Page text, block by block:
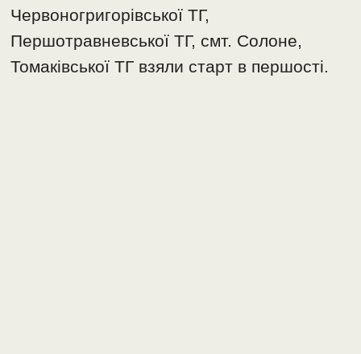
Червоногригорівської ТГ,
Першотравневської ТГ, смт. Солоне,
Томаківської ТГ взяли старт в першості.